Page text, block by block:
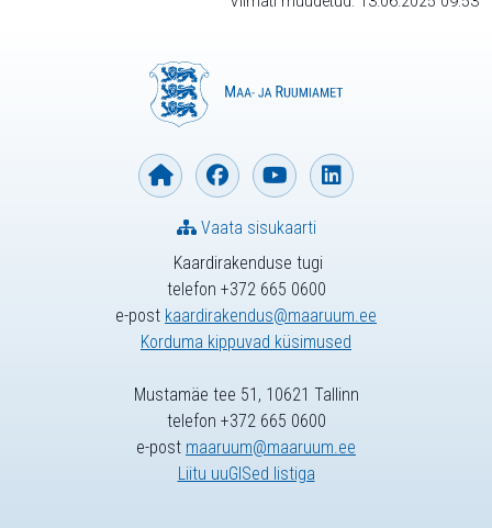
Kaardirakenduse tugi
telefon +372 665 0600
e-post kaardirakendus@maaruum.ee
Korduma kippuvad küsimused
Vaata sisukaarti
Mustamäe tee 51, 10621 Tallinn
telefon +372 665 0600
e-post maaruum@maaruum.ee
Liitu uuGISed listiga